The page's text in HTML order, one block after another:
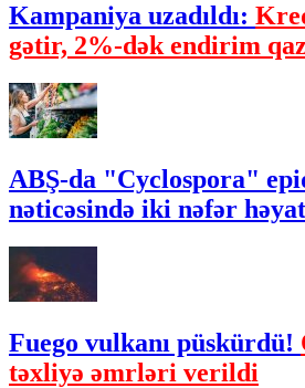
Kampaniya uzadıldı:
gətir, 2%-dək endirim
ABŞ-da "Cyclospora"
nəticəsində iki nəfər
Fuego vulkanı püskürdü!
təxliyə əmrləri verildi